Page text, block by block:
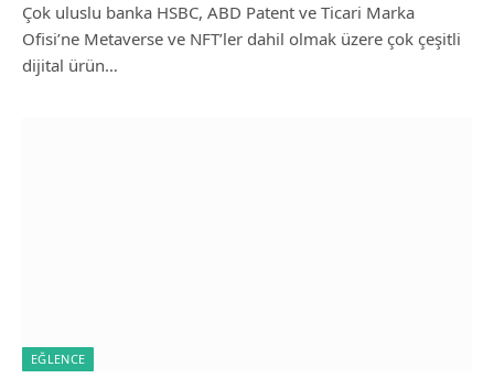
Çok uluslu banka HSBC, ABD Patent ve Ticari Marka
Ofisi’ne Metaverse ve NFT’ler dahil olmak üzere çok çeşitli
dijital ürün…
EĞLENCE